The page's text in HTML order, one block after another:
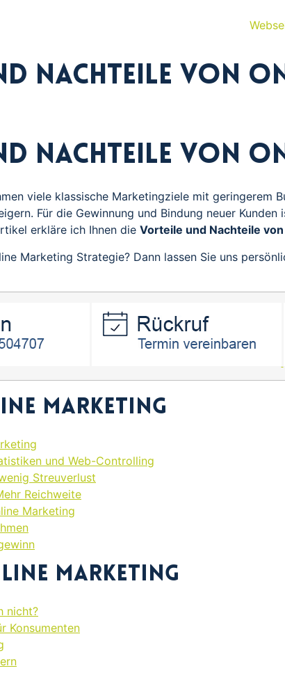
Nachteile von
Nachteile von
viele klassische Marketingziele mit
Für die Gewinnung und Bindung neuer
erkläre ich Ihnen die Vorteile und Nachteile
Marketing Strategie? Dann lassen Sie uns
Marketing
und Web-Controlling
Streuverlust
Reichweite
Marketing
Marketing
nicht?
Konsumenten